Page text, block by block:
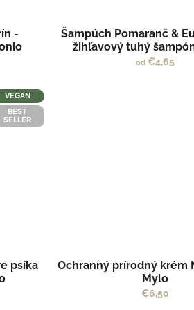
-
Šampúch Pomaranč &
žihľavový tuhý
od€4,65
VEGAN
BEST
SELLER
psíka
Ochranný prírodný krém
Mylo
€6,50